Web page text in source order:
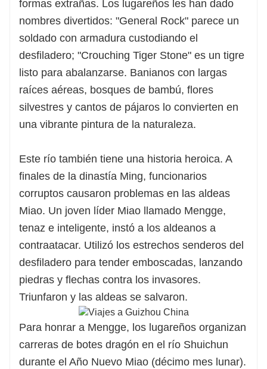
formas extrañas. Los lugareños les han dado
nombres divertidos: "General Rock" parece un
soldado con armadura custodiando el
desfiladero; "Crouching Tiger Stone" es un tigre
listo para abalanzarse. Banianos con largas
raíces aéreas, bosques de bambú, flores
silvestres y cantos de pájaros lo convierten en
una vibrante pintura de la naturaleza.
Este río también tiene una historia heroica. A
finales de la dinastía Ming, funcionarios
corruptos causaron problemas en las aldeas
Miao. Un joven líder Miao llamado Mengge,
tenaz e inteligente, instó a los aldeanos a
contraatacar. Utilizó los estrechos senderos del
desfiladero para tender emboscadas, lanzando
piedras y flechas contra los invasores.
Triunfaron y las aldeas se salvaron.
Para honrar a Mengge, los lugareños organizan
carreras de botes dragón en el río Shuichun
durante el Año Nuevo Miao (décimo mes lunar).